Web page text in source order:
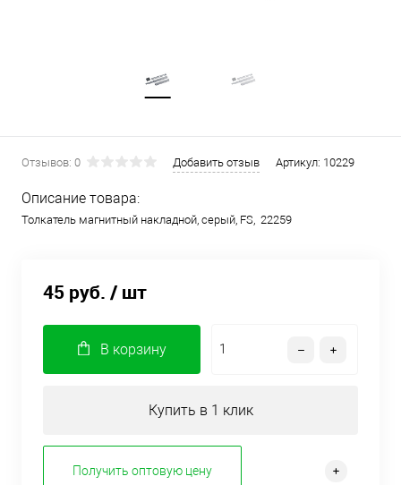
Отзывов: 0 Добавить отзыв Артикул: 10229
Описание товара:
Толкатель магнитный накладной, серый, FS, 22259
45 руб. / шт
В корзину
Купить в 1 клик
Получить оптовую цену